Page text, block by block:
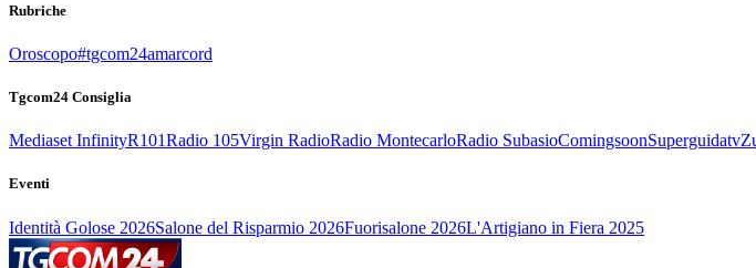
Rubriche
Oroscopo#tgcom24amarcord
Tgcom24 Consiglia
Mediaset InfinityR101Radio 105Virgin RadioRadio MontecarloRadio SubasioComingsoonSuperguidatv
Eventi
Identità Golose 2026Salone del Risparmio 2026Fuorisalone 2026L'Artigiano in Fiera 2025